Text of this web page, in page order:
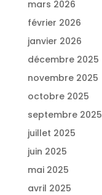
mars 2026
février 2026
janvier 2026
décembre 2025
novembre 2025
octobre 2025
septembre 2025
juillet 2025
juin 2025
mai 2025
avril 2025